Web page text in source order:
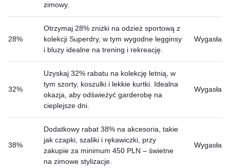
zimowy.
28%
Otrzymaj 28% zniżki na odzież sportową z
kolekcji Superdry, w tym wygodne legginsy
i bluzy idealne na trening i rekreację.
Wygasła
32%
Uzyskaj 32% rabatu na kolekcję letnią, w
tym szorty, koszulki i lekkie kurtki. Idealna
okazja, aby odświeżyć garderobę na
cieplejsze dni.
Wygasła
38%
Dodatkowy rabat 38% na akcesoria, takie
jak czapki, szaliki i rękawiczki, przy
zakupie za minimum 450 PLN – świetne
na zimowe stylizacje.
Wygasła